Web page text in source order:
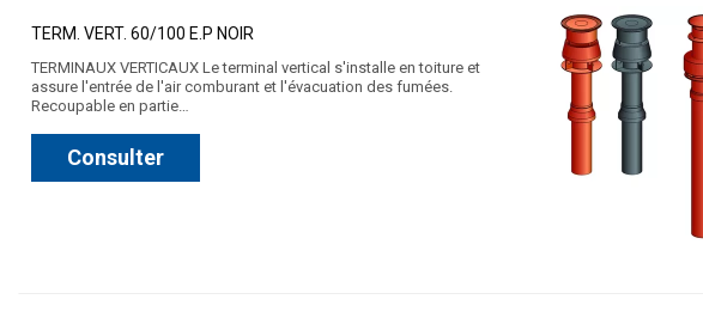
TERM. VERT. 60/100 E.P NOIR
TERMINAUX VERTICAUX Le terminal vertical s'installe en toiture et
assure l'entrée de l'air comburant et l'évacuation des fumées.
Recoupable en partie…
Consulter